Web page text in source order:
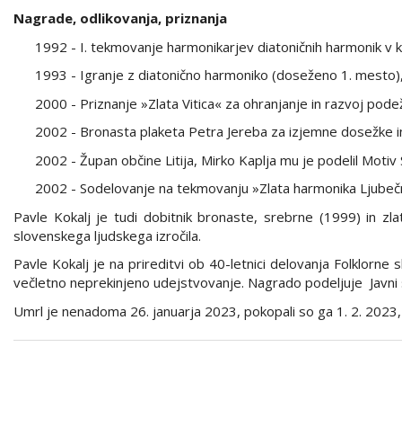
Nagrade, odlikovanja, priznanja
1992 - I. tekmovanje harmonikarjev diatoničnih harmonik
1993 - Igranje z diatonično harmoniko (doseženo 1.
2000 - Priznanje »Zlata Vitica« za ohranjanje in razvoj
2002 - Bronasta plaketa Petra Jereba za izjemne
2002 - Župan občine Litija, Mirko Kaplja mu je podelil
2002 - Sodelovanje na tekmovanju »Zlata harmonika
Pavle Kokalj je tudi dobitnik bronaste, srebrne (1999) in
slovenskega ljudskega izročila.
Pavle Kokalj je na prireditvi ob 40-letnici delovanja
večletno neprekinjeno udejstvovanje. Nagrado podeljuje
Umrl je nenadoma 26. januarja 2023, pokopali so ga 1. 2.